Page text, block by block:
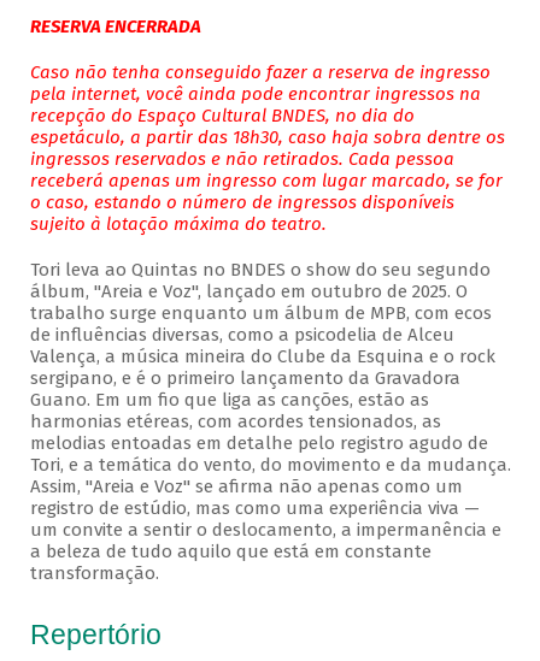
RESERVA ENCERRADA
Caso não tenha conseguido fazer a reserva de ingresso
pela internet, você ainda pode encontrar ingressos na
recepção do Espaço Cultural BNDES, no dia do
espetáculo, a partir das 18h30, caso haja sobra dentre os
ingressos reservados e não retirados. Cada pessoa
receberá apenas um ingresso com lugar marcado, se for
o caso, estando o número de ingressos disponíveis
sujeito à lotação máxima do teatro.
Tori leva ao Quintas no BNDES o show do seu segundo
álbum, "Areia e Voz", lançado em outubro de 2025. O
trabalho surge enquanto um álbum de MPB, com ecos
de influências diversas, como a psicodelia de Alceu
Valença, a música mineira do Clube da Esquina e o rock
sergipano, e é o primeiro lançamento da Gravadora
Guano. Em um fio que liga as canções, estão as
harmonias etéreas, com acordes tensionados, as
melodias entoadas em detalhe pelo registro agudo de
Tori, e a temática do vento, do movimento e da mudança.
Assim, "Areia e Voz" se afirma não apenas como um
registro de estúdio, mas como uma experiência viva —
um convite a sentir o deslocamento, a impermanência e
a beleza de tudo aquilo que está em constante
transformação.
Repertório